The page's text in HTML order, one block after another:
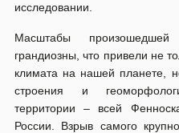
исследовании.
Масштабы
грандиозны, что привели не
климата на нашей планете,
строения и
территории – всей
России. Взрыв самого